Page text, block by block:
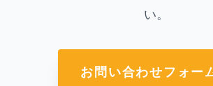
い。
お問い合わせフォー